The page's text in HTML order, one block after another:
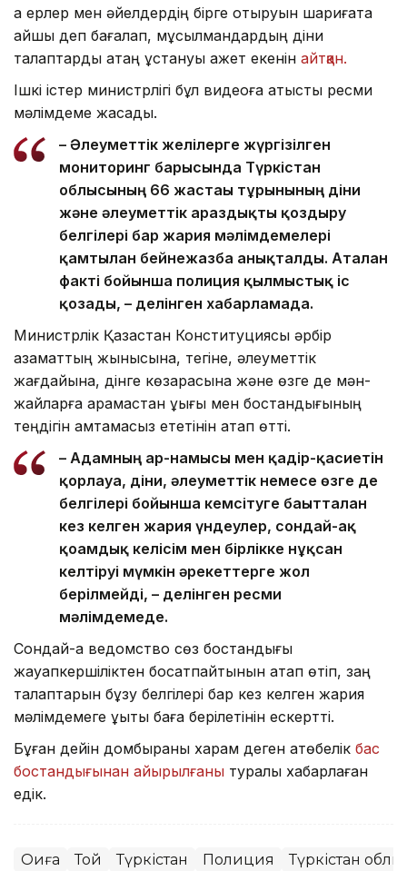
ақ ерлер мен әйелдердің бірге отыруын шариғатқа
қайшы деп бағалап, мұсылмандардың діни
талаптарды қатаң ұстануы қажет екенін айтқан.
Ішкі істер министрлігі бұл видеоға қатысты ресми
мәлімдеме жасады.
– Әлеуметтік желілерге жүргізілген
мониторинг барысында Түркістан
облысының 66 жастағы тұрғынының діни
және әлеуметтік араздықты қоздыру
белгілері бар жария мәлімдемелері
қамтылған бейнежазба анықталды. Аталған
факті бойынша полиция қылмыстық іс
қозғады, – делінген хабарламада.
Министрлік Қазақстан Конституциясы әрбір
азаматтың жынысына, тегіне, әлеуметтік
жағдайына, дінге көзқарасына және өзге де мән-
жайларға қарамастан құқығы мен бостандығының
теңдігін қамтамасыз ететінін атап өтті.
– Адамның ар-намысы мен қадір-қасиетін
қорлауға, діни, әлеуметтік немесе өзге де
белгілері бойынша кемсітуге бағытталған
кез келген жария үндеулер, сондай-ақ
қоғамдық келісім мен бірлікке нұқсан
келтіруі мүмкін әрекеттерге жол
берілмейді, – делінген ресми
мәлімдемеде.
Сондай-ақ ведомство сөз бостандығы
жауапкершіліктен босатпайтынын атап өтіп, заң
талаптарын бұзу белгілері бар кез келген жария
мәлімдемеге құқықтық баға берілетінін ескертті.
Бұған дейін домбыраны харам деген ақтөбелік бас
бостандығынан айырылғаны туралы хабарлаған
едік.
Оқиға Той Түркістан Полиция Түркістан